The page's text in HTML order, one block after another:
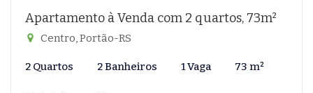
Apartamento à Venda com 2 quartos, 73m²
Centro, Portão-RS
2 Quartos 2 Banheiros 1 Vaga 73 m²